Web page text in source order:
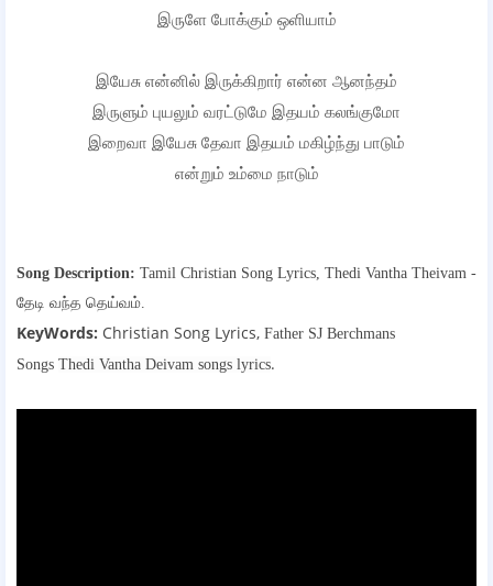
இருளே போக்கும் ஒளியாம்
இயேசு என்னில் இருக்கிறார் என்ன ஆனந்தம்
இருளும் புயலும் வரட்டுமே இதயம் கலங்குமோ
இறைவா இயேசு தேவா இதயம் மகிழ்ந்து பாடும்
என்றும் உம்மை நாடும்
Song Description: Tamil Christian Song Lyrics, Thedi Vantha Theivam -
தேடி வந்த தெய்வம்.
KeyWords: Christian Song Lyrics, Father SJ Berchmans
Songs Thedi Vantha Deivam songs lyrics.